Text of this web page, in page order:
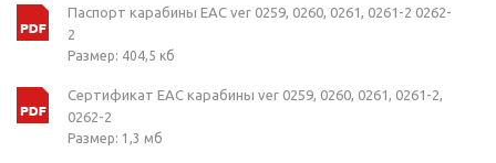
Паспорт карабины ЕАС ver 0259, 0260, 0261, 0261-2 0262-
2
Размер: 404,5 кб
Сертификат ЕАС карабины ver 0259, 0260, 0261, 0261-2,
0262-2
Размер: 1,3 мб